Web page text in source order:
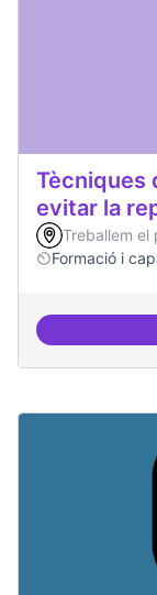
Tècniques
evitar la
Treballem el
Formació i